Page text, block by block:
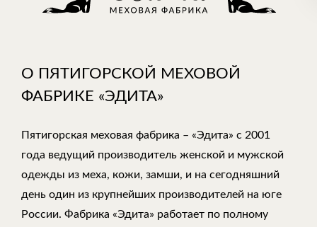
О ПЯТИГОРСКОЙ МЕХОВОЙ
ФАБРИКЕ «ЭДИТА»
Пятигорская меховая фабрика – «Эдита» с 2001
года ведущий производитель женской и мужской
одежды из меха, кожи, замши, и на сегодняшний
день один из крупнейших производителей на юге
России. Фабрика «Эдита» работает по полному